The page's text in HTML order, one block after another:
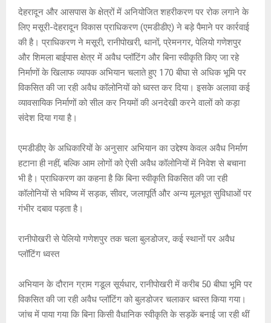
s
A
p
p
b
o
o
k
a
g
e
Li
n
k
er
देहरादून और आसपास के क्षेत्रों में अनियोजित शहरीकरण पर रोक लगाने के
लिए मसूरी-देहरादून विकास प्राधिकरण (एमडीडीए) ने बड़े पैमाने पर कार्रवाई
की है। प्राधिकरण ने मसूरी, रानीपोखरी, थानों, प्रेमनगर, पेलियो गणेशपुर
और शिमला बाईपास क्षेत्र में अवैध प्लॉटिंग और बिना स्वीकृति किए जा रहे
निर्माणों के खिलाफ व्यापक अभियान चलाते हुए 170 बीघा से अधिक भूमि पर
विकसित की जा रही अवैध कॉलोनियों को ध्वस्त कर दिया। इसके अलावा कई
व्यावसायिक निर्माणों को सील कर नियमों की अनदेखी करने वालों को कड़ा
संदेश दिया गया है।
एमडीडीए के अधिकारियों के अनुसार अभियान का उद्देश्य केवल अवैध निर्माण
हटाना ही नहीं, बल्कि आम लोगों को ऐसी अवैध कॉलोनियों में निवेश से बचाना
भी है। प्राधिकरण का कहना है कि बिना स्वीकृति विकसित की जा रही
कॉलोनियों से भविष्य में सड़क, सीवर, जलापूर्ति और अन्य मूलभूत सुविधाओं पर
गंभीर दबाव पड़ता है।
रानीपोखरी से पेलियो गणेशपुर तक चला बुलडोजर, कई स्थानों पर अवैध
प्लॉटिंग ध्वस्त
अभियान के दौरान ग्राम गडूल सूर्यधार, रानीपोखरी में करीब 50 बीघा भूमि पर
विकसित की जा रही अवैध प्लॉटिंग को बुलडोजर चलाकर ध्वस्त किया गया।
जांच में पाया गया कि बिना किसी वैधानिक स्वीकृति के सड़कें बनाई जा रही थीं